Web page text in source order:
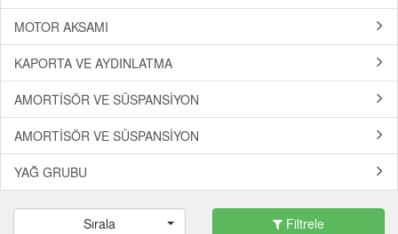
MOTOR AKSAMI
KAPORTA VE AYDINLATMA
AMORTİSÖR VE SÜSPANSİYON
AMORTİSÖR VE SÜSPANSİYON
YAĞ GRUBU
Sırala Filtrele